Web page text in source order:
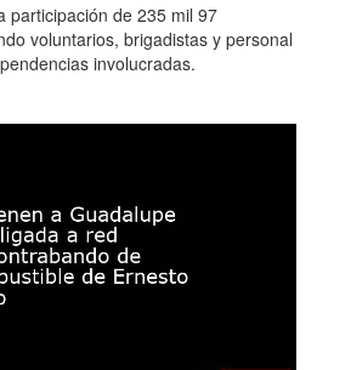
participación de 235 mil 97
voluntarios, brigadistas y personal
involucradas.